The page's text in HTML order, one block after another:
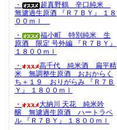
・
超真野鶴 辛口純米
無濾過生原酒 『Ｒ７ＢＹ』 １８
００ｍｌ
・
福小町 特別純米 生
原酒 限定 号外編 『Ｒ７ＢＹ』
１８００ｍｌ
・
高千代 純米酒 扁平精
米 無調整生原酒 おおからく
ち＋１９ おりがらみ 『Ｒ７Ｂ
Ｙ』 １８００ｍｌ
・
大納川 天花 純米吟
醸 無濾過生原酒 ハートラベ
ル 『Ｒ７ＢＹ』 １８００ｍｌ